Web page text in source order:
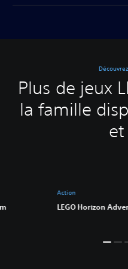
Plus de jeux
la famille
et
Action
LEGO Horizon